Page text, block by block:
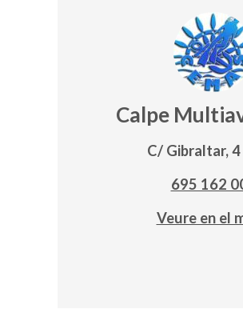
Calpe
C/ Gibraltar,
695 162
Veure en el